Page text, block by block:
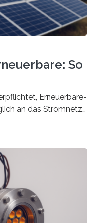
So
Erneuerbare-
an das Stromnetz
Netzausbau hinkt
in einem
– inklusive der
Der
Anlagen
die Energiewende.